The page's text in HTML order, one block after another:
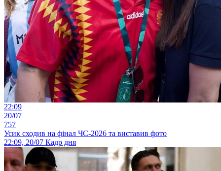
22:09
20/07
757
Усик сходив на фінал ЧС-2026 та виставив фото
22:09, 20/07 Кадр дня